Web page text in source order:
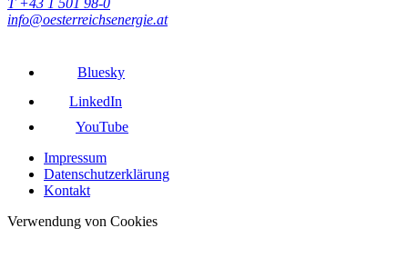
info@oesterreichsenergie.at
Bluesky
LinkedIn
YouTube
Impressum
Datenschutzerklärung
Kontakt
Verwendung von Cookies